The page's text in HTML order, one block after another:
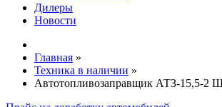
Дилеры
Новости
Главная »
Техника в наличии »
Автотопливозаправщик АТЗ-15,5-2